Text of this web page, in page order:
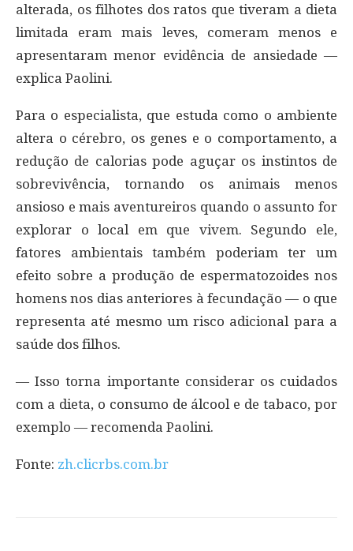
alterada, os filhotes dos ratos que tiveram a dieta
limitada eram mais leves, comeram menos e
apresentaram menor evidência de ansiedade —
explica Paolini.
Para o especialista, que estuda como o ambiente
altera o cérebro, os genes e o comportamento, a
redução de calorias pode aguçar os instintos de
sobrevivência, tornando os animais menos
ansioso e mais aventureiros quando o assunto for
explorar o local em que vivem. Segundo ele,
fatores ambientais também poderiam ter um
efeito sobre a produção de espermatozoides nos
homens nos dias anteriores à fecundação — o que
representa até mesmo um risco adicional para a
saúde dos filhos.
— Isso torna importante considerar os cuidados
com a dieta, o consumo de álcool e de tabaco, por
exemplo — recomenda Paolini.
Fonte: zh.clicrbs.com.br